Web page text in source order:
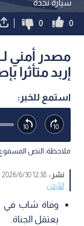
سيارة نجدة
0
0
مصدر أمني
إربد متأثرا
استمع للخبر:
ملاحظة: النص المسموع
نشر :12:38 2026/6/30
الأردن
وفاة شاب في
يعتقل الجناة.